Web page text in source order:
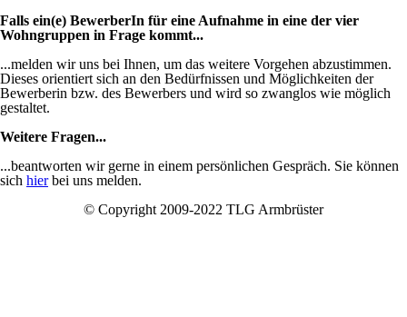
Falls ein(e) BewerberIn für eine Aufnahme in eine der vier
Wohngruppen in Frage kommt...
...melden wir uns bei Ihnen, um das weitere Vorgehen abzustimmen.
Dieses orientiert sich an den Bedürfnissen und Möglichkeiten der
Bewerberin bzw. des Bewerbers und wird so zwanglos wie möglich
gestaltet.
Weitere Fragen...
...beantworten wir gerne in einem persönlichen Gespräch. Sie können
sich hierbei uns melden.
© Copyright 2009-2022 TLG Armbrüster